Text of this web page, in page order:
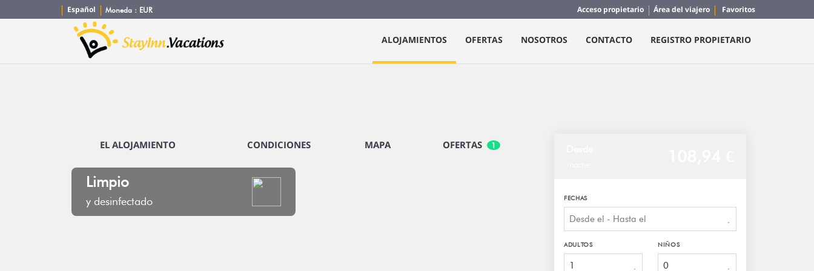
Español Moneda : EUR Favoritos
Área del viajero
Acceso propietario
ALOJAMIENTOS OFERTAS NOSOTROS CONTACTO REGISTRO PROPIETARIO
EL ALOJAMIENTO CONDICIONES MAPA OFERTAS 1
FECHAS
ADULTOS
1
NIÑOS
Limpio
y desinfectado